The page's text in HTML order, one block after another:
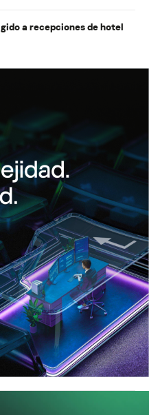
a recepciones de hotel